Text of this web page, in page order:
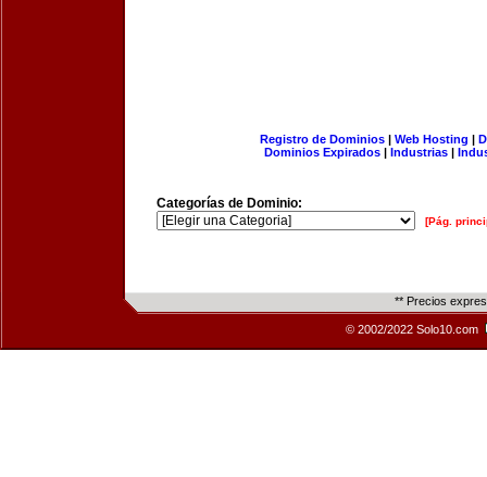
Registro de Dominios| Web Hosting |
Dominios Expirados | Industrias |
Categorías de Dominio:
[Pág.
** Precios
© 2002/2022 Solo10.com